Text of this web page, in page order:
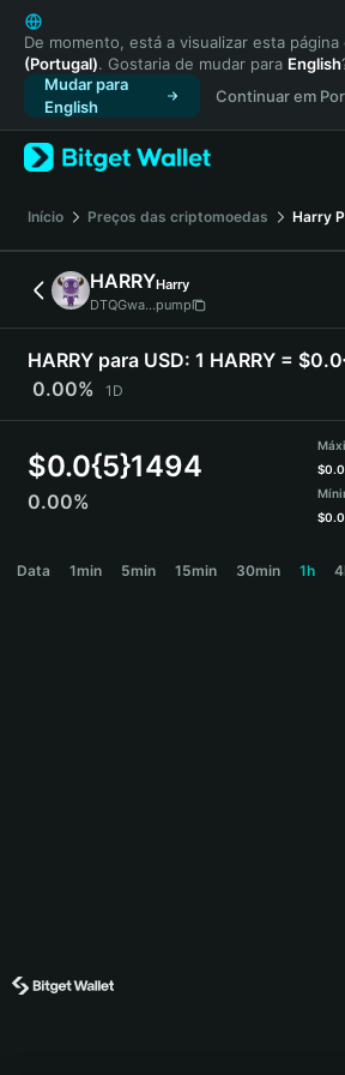
English
日本語
Tiếng Việt
Русский
Español (Latinoamérica)
Türkçe
Français
Deutsch
简体中文
繁體中文
Português (Portugal)
Bahasa Indonesia
ภาษาไทย
हिन्दी
Español
Português (Brasil)
De momento, está a visualizar esta página
(Portugal). Gostaria de mudar para English
Mudar para
English
Continuar em
Início Preços das criptomoedas Harry
HARRYHarry
DTQGwa...pump
HARRY para USD: 1 HARRY =
0.00%
1D
$0.0{5}1494
0.00%
$
$
Data 1min 5min 15min 30min 1h